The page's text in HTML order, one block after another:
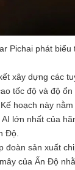
Pichai phát
xây dựng các
tốc độ và độ
hoạch này
lớn nhất của
Độ.
đoàn sản xuất
của Ấn Độ